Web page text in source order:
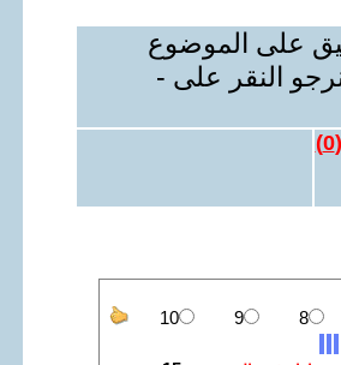
على الموضوع
النقر على -
0
)